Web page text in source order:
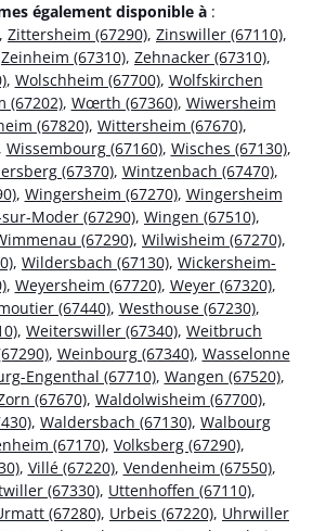
également disponible à :
, Zittersheim (67290), Zinswiller (67110),
Zeinheim (67310), Zehnacker (67310),
, Wolschheim (67700), Wolfskirchen
(67202), Wœrth (67360), Wiwersheim
(67820), Wittersheim (67670),
Wissembourg (67160), Wisches (67130),
(67370), Wintzenbach (67470),
, Wingersheim (67270), Wingersheim
Moder (67290), Wingen (67510),
(67290), Wilwisheim (67270),
, Wildersbach (67130), Wickersheim-
, Weyersheim (67720), Weyer (67320),
(67440), Westhouse (67230),
, Weiterswiller (67340), Weitbruch
, Weinbourg (67340), Wasselonne
Engenthal (67710), Wangen (67520),
(67670), Waldolwisheim (67700),
, Waldersbach (67130), Walbourg
(67170), Volksberg (67290),
, Villé (67220), Vendenheim (67550),
(67330), Uttenhoffen (67110),
(67280), Urbeis (67220), Uhrwiller